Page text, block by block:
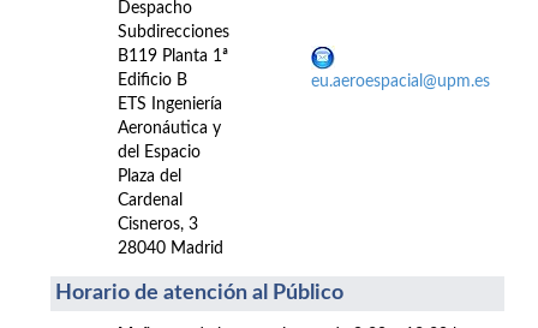
Despacho
Subdirecciones
B119 Planta 1ª
Edificio B
ETS Ingeniería
Aeronáutica y
del Espacio
Plaza del
Cardenal
Cisneros, 3
28040 Madrid
eu.aeroespacial@upm.es
Horario de atención al Público